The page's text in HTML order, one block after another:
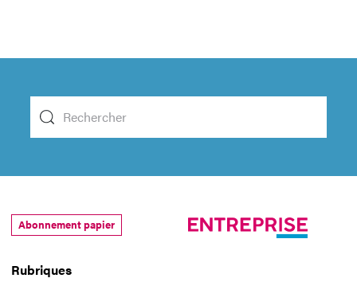
Rubriques
Abonnement papier